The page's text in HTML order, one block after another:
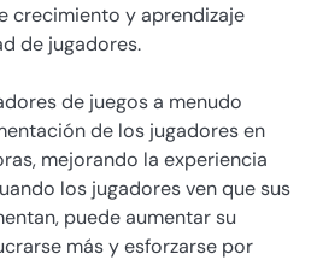
crecimiento y aprendizaje
de jugadores.
de juegos a menudo
de los jugadores en
mejorando la experiencia
los jugadores ven que sus
puede aumentar su
más y esforzarse por